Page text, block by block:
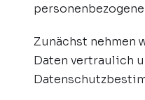
Zunächst nehmen
Daten vertraulich